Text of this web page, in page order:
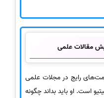
مقالات علمی
رایج در مجلات علمی
است. او باید بداند چگونه